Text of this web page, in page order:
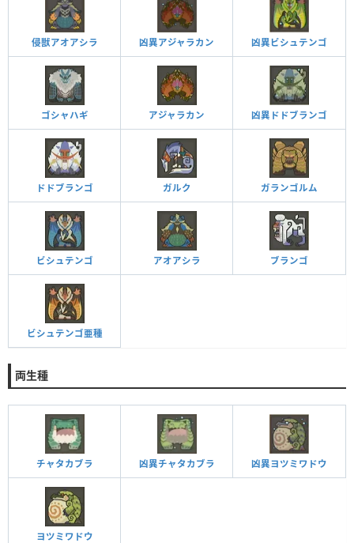
侵獣アオアシラ 凶異アジャラカン 凶異ビシュテンゴ
ゴシャハギ アジャラカン 凶異ドドブランゴ
ドドブランゴ ガルク ガランゴルム
ビシュテンゴ アオアシラ ブランゴ
ビシュテンゴ亜種
両生種
チャタカブラ 凶異チャタカブラ 凶異ヨツミワドウ
ヨツミワドウ